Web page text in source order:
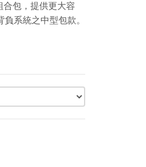
合包，提供更大容
系統之中型包款。